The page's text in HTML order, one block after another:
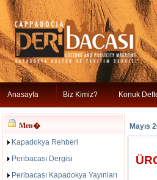
Anasayfa Biz Kimiz? Konuk
Men�
Kapadokya Rehberi
Peribacası Dergisi
Peribacası Kapadokya Yayınları
Mayıs